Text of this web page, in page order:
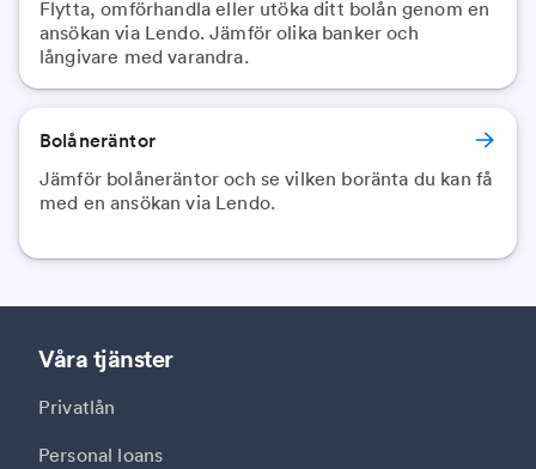
Flytta, omförhandla eller utöka ditt bolån genom en
ansökan via Lendo. Jämför olika banker och
långivare med varandra.
Bolåneräntor
Jämför bolåneräntor och se vilken boränta du kan få
med en ansökan via Lendo.
Våra tjänster
Privatlån
Personal loans